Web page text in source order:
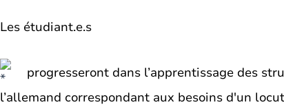
Les étudiant.e.s
progresseront dans l’apprentissage des
l’allemand correspondant aux besoins d'un